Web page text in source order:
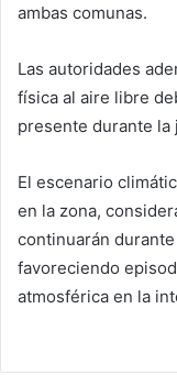
ambas comunas.
Las autoridades
física al aire libre
presente durante la
El escenario
en la zona,
continuarán
favoreciendo
atmosférica en la